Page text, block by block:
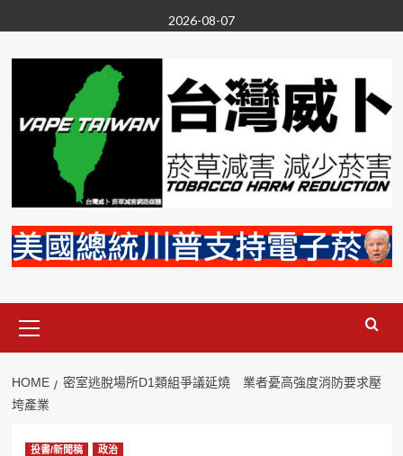
to
content
2026-08-07
Menu
HOME
密室逃脫場所D1類組爭議延燒 業者憂高強度消防要求壓
垮產業
投書/新聞稿 政治